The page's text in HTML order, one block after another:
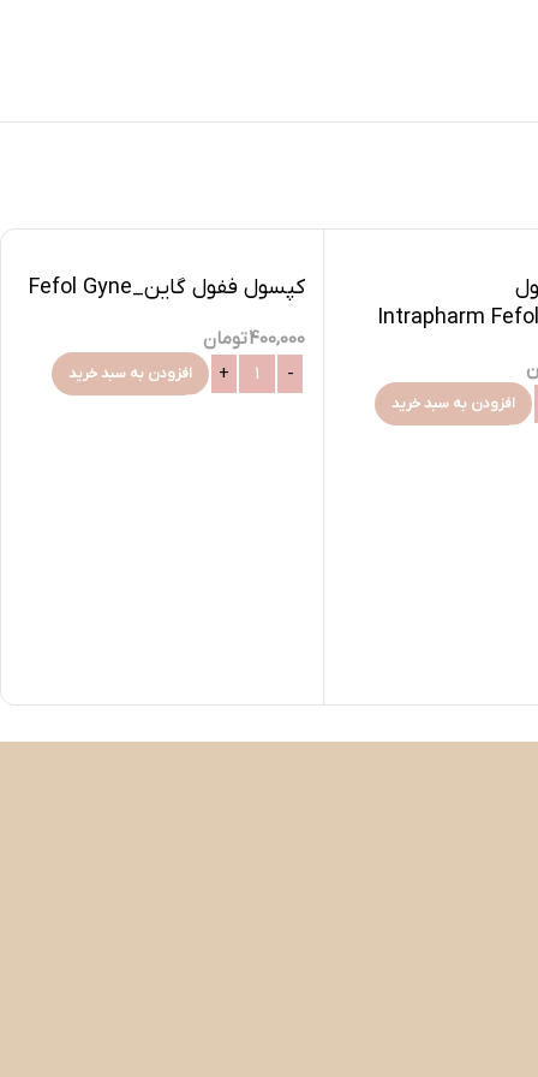
مکس100_Intrapharm Fefol
افزودن به سبد خرید
کپسول ففول گاین_Fefol Gyne
400,000تومان
افزودن به سبد خرید